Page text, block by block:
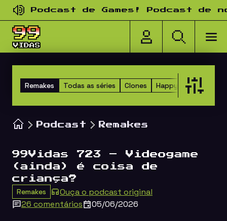
Pular para o conteúdo
Podcast de Games! Podcast de
Todas as séries Clones Happy Hour dos
Remakes
Podcast Remakes
99Vidas 723 – Videogame
(ainda) é coisa de
criança?
Remakes
Ouça o podcast original
26 comentários
05/06/2026